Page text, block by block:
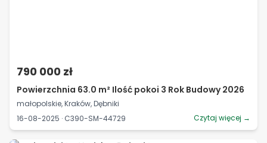
790 000 zł
Powierzchnia 63.0 m² Ilość pokoi 3 Rok Budowy 2026
małopolskie, Kraków, Dębniki
16-08-2025 · C390-SM-44729
Czytaj więcej →